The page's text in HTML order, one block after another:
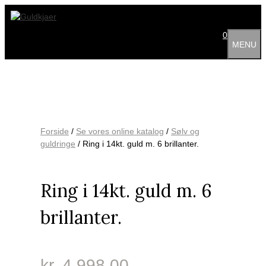
Hop
0
MENU
Forside / Se vores online katalog / Sølv og
guldringe / Ring i 14kt. guld m. 6 brillanter.
Ring i 14kt. guld m. 6
brillanter.